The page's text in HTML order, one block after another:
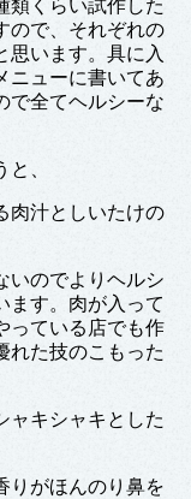
類くらい試作した
ので、それぞれの
思います。具に入
ニューに書いてあ
で全てヘルシーな
、
肉汁としいたけの
いのでよりヘルシ
ます。肉が入って
っている店でも作
れた技のこもった
ャキシャキとした
りがほんのり鼻を